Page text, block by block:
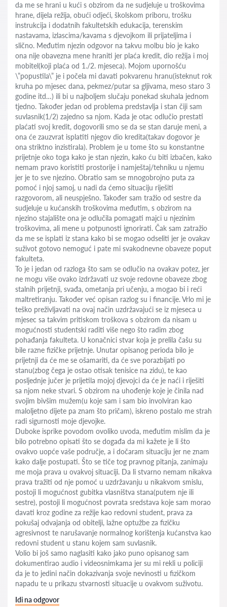
da me se hrani u kući s obzirom da ne sudjeluje u troškovima
hrane, dijela režija, obući odjeći, školskom priboru, trošku
instrukcija i dodatnih fakultetskih edukacija, terenskim
nastavama, izlascima/kavama s djevojkom ili prijateljima i
slično. Međutim njezin odgovor na takvu molbu bio je kako
ona nije obavezna mene hraniti jer plaća kredit, dio režija i moj
mobitel(koji plaća od 1./2. mjeseca). Mojom upornošću
\”popustila\” je i počela mi davati pokvarenu hranu(isteknut rok
kruha po mjesec dana, pekmez/putar sa gljivama, meso staro 3
godine itd…) ili bi u najboljem slučaju ponekad skuhala jednom
tjedno. Također jedan od problema predstavlja i stan čiji sam
suvlasnik(1/2) zajedno sa njom. Kada je otac odlučio prestati
plaćati svoj kredit, dogovorili smo se da se stan daruje meni, a
ona će zauzvrat isplatiti njegov dio kredita(takav dogovor je
ona striktno inzistirala). Problem je u tome što su konstantne
prijetnje oko toga kako je stan njezin, kako ću biti izbačen, kako
nemam pravo koristiti prostorije i namještaj/tehniku u njemu
jer je to sve njezino. Obratio sam se mnogobrojno puta za
pomoć i njoj samoj, u nadi da ćemo situaciju riješiti
razgovorom, ali neuspješno. Također sam tražio od sestre da
sudjeluje u kućanskih troškovima međutim, s obzirom na
njezino stajalište ona je odlučila pomagati majci u njezinim
troškovima, ali mene u potpunosti ignorirati. Čak sam zatražio
da me se isplati iz stana kako bi se mogao odseliti jer je ovakav
suživot gotovo nemoguć i pate mi svakodnevne obaveze poput
fakulteta.
To je i jedan od razloga što sam se odlučio na ovakav potez, jer
ne mogu više ovako izdržavati uz svoje redovne obaveze zbog
stalnih prijetnji, svađa, ometanja pri učenju, a mogao bi i reći
maltretiranju. Također već opisan razlog su i financije. Vrlo mi je
teško preživljavati na ovaj način uzdržavajući se iz mjeseca u
mjesec sa takvim pritiskom troškova s obzirom da nisam u
mogućnosti studentski raditi više nego što radim zbog
pohađanja fakulteta. U konačnici stvar koja je prelila čašu su
bile razne fizičke prijetnje. Unutar opisanog perioda bilo je
prijetnji da će me se ošamariti, da će sve porazbijati po
stanu(zbog čega je ostao otisak tenisice na zidu), te kao
posljednje jučer je prijetila mojoj djevojci da će je naći i riješiti
sa njom neke stvari. S obzirom na uhođenje koje je činila nad
svojim bivšim mužem(u koje sam i sam bio involviran kao
maloljetno dijete pa znam što pričam), iskreno postalo me strah
radi sigurnosti moje djevojke.
Duboke isprike povodom ovoliko uvoda, međutim mislim da je
bilo potrebno opisati što se događa da mi kažete je li što
ovakvo uopće vaše područje, a i dočaram situaciju jer ne znam
kako dalje postupati. Što se tiče tog pravnog pitanja, zanimaju
me moja prava u ovakvoj situaciji. Da li stvarno nemam nikakva
prava tražiti od nje pomoć u uzdržavanju u nikakvom smislu,
postoji li mogućnost gubitka vlasništva stana(putem nje ili
sestre), postoji li mogućnost povrata sredstava koje sam morao
davati kroz godine za režije kao redovni student, prava za
pokušaj odvajanja od obitelji, lažne optužbe za fizičku
agresivnost te narušavanje normalnog korištenja kućanstva kao
redovni student u stanu kojem sam suvlasnik.
Volio bi još samo naglasiti kako jako puno opisanog sam
dokumentirao audio i videosnimkama jer su mi rekli u policiji
da je to jedini način dokazivanja svoje nevinosti u fizičkom
napadu te u prikazu stvarnosti situacije u ovakvom suživotu.
Idi na odgovor